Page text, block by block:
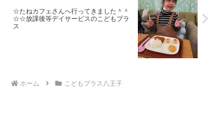
☆たねカフェさんへ行ってきました＾＾
☆☆放課後等デイサービスのこどもプラ
ス
ホーム こどもプラス八王子